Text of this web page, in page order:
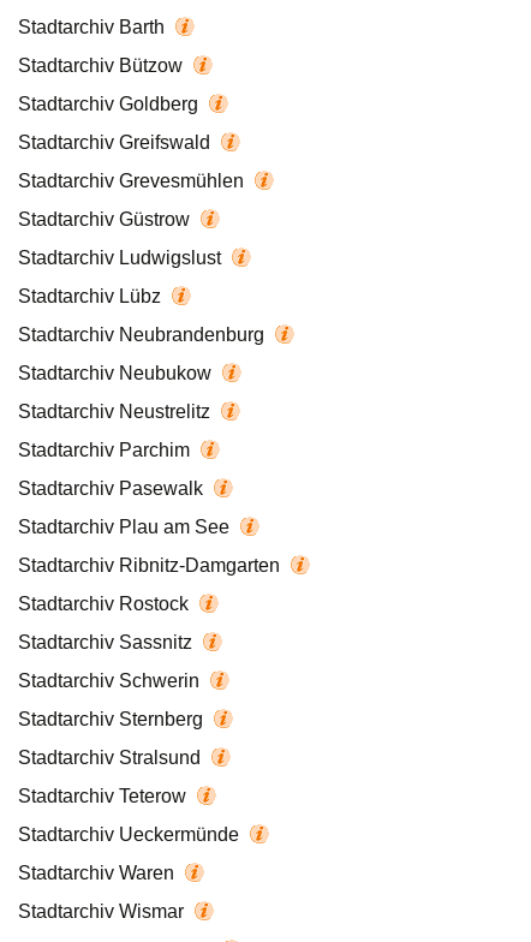
Stadtarchiv Barth
Stadtarchiv Bützow
Stadtarchiv Goldberg
Stadtarchiv Greifswald
Stadtarchiv Grevesmühlen
Stadtarchiv Güstrow
Stadtarchiv Ludwigslust
Stadtarchiv Lübz
Stadtarchiv Neubrandenburg
Stadtarchiv Neubukow
Stadtarchiv Neustrelitz
Stadtarchiv Parchim
Stadtarchiv Pasewalk
Stadtarchiv Plau am See
Stadtarchiv Ribnitz-Damgarten
Stadtarchiv Rostock
Stadtarchiv Sassnitz
Stadtarchiv Schwerin
Stadtarchiv Sternberg
Stadtarchiv Stralsund
Stadtarchiv Teterow
Stadtarchiv Ueckermünde
Stadtarchiv Waren
Stadtarchiv Wismar